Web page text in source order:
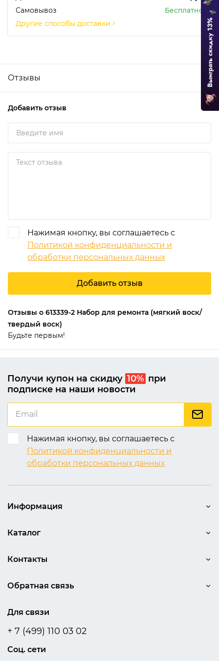
Самовывоз
Бесплатно
Другие способы доставки
Отзывы
Отзывы о 613339-2 Набор для ремонта (мягкий воск/
твердый воск)
Будьте первым!
Добавить отзыв
Нажимая кнопку, вы соглашаетесь с
Политикой конфиденциальности и
обработки персональных данных
Добавить отзыв
Получи купон на скидку 10% при
подписке на наши новости
Нажимая кнопку, вы соглашаетесь с
Политикой конфиденциальности и
обработки персональных данных
Информация
Каталог
Контакты
Для связи
+ 7 (499) 110 03 02
Соц. сети
Обратная связь